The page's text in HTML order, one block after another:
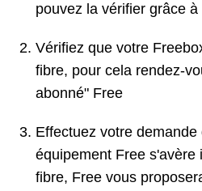
pouvez la vérifier grâce
Vérifiez que votre
fibre, pour cela rendez-
abonné" Free
Effectuez votre
équipement Free s'avère
fibre, Free vous